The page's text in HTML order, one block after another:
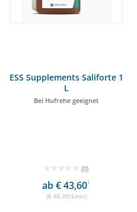
ESS Supplements Saliforte 1
L
Bei Hufrehe geeignet
(0)
ab € 43,601
(€ 45,00/Liter)